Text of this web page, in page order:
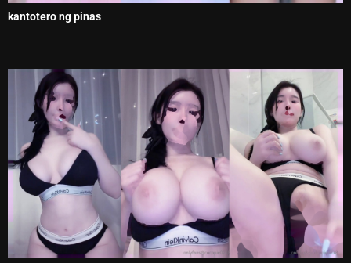
kantotero ng pinas